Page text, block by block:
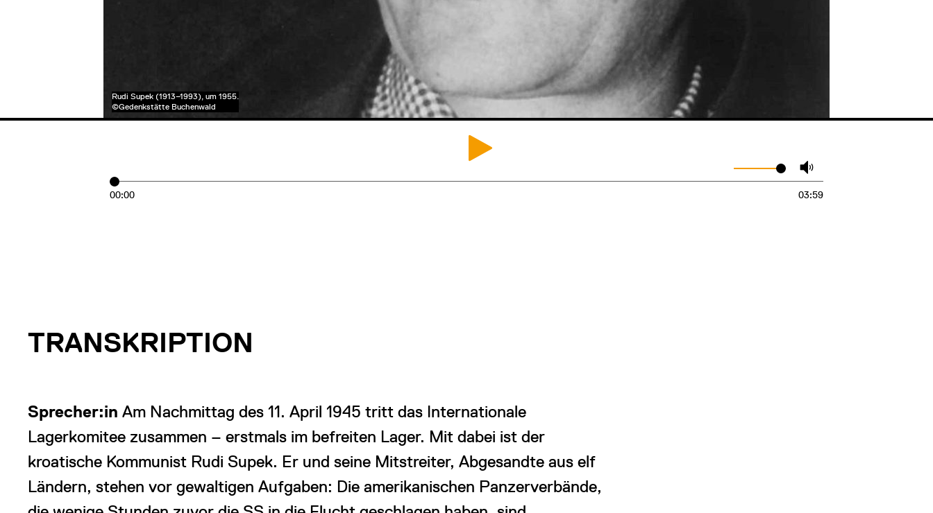
Rudi Supek (1913–1993), um 1955.
©Gedenkstätte Buchenwald
00:00 03:59
TRANSKRIPTION
Sprecher:in Am Nachmittag des 11. April 1945 tritt das Internationale
Lagerkomitee zusammen – erstmals im befreiten Lager. Mit dabei ist der
kroatische Kommunist Rudi Supek. Er und seine Mitstreiter, Abgesandte aus elf
Ländern, stehen vor gewaltigen Aufgaben: Die amerikanischen Panzerverbände,